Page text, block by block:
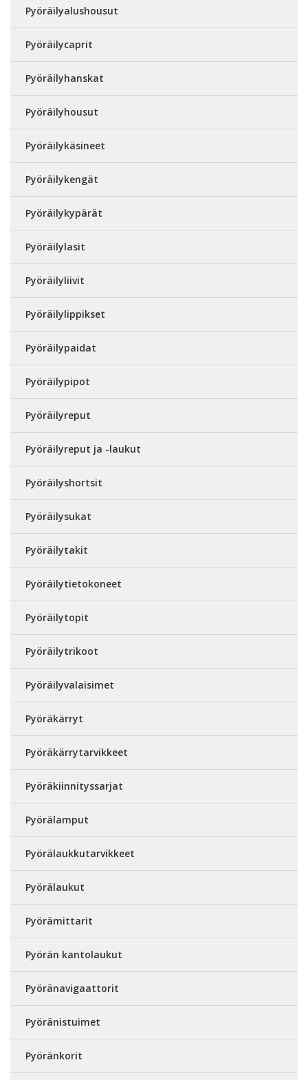
Pyöräilyalushousut
Pyöräilycaprit
Pyöräilyhanskat
Pyöräilyhousut
Pyöräilykäsineet
Pyöräilykengät
Pyöräilykypärät
Pyöräilylasit
Pyöräilyliivit
Pyöräilylippikset
Pyöräilypaidat
Pyöräilypipot
Pyöräilyreput
Pyöräilyreput ja -laukut
Pyöräilyshortsit
Pyöräilysukat
Pyöräilytakit
Pyöräilytietokoneet
Pyöräilytopit
Pyöräilytrikoot
Pyöräilyvalaisimet
Pyöräkärryt
Pyöräkärrytarvikkeet
Pyöräkiinnityssarjat
Pyörälamput
Pyörälaukkutarvikkeet
Pyörälaukut
Pyörämittarit
Pyörän kantolaukut
Pyöränavigaattorit
Pyöränistuimet
Pyöränkorit